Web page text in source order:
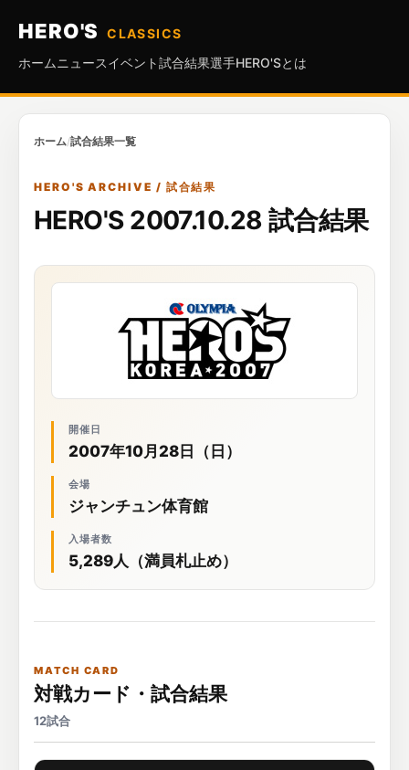
HERO'S
CLASSICS
ホーム ニュースイベント試合結果選手HERO'Sとは
ホーム/試合結果一覧
HERO'S ARCHIVE / 試合結果
HERO'S 2007.10.28 試合結果
開催日
2007年10月28日（日）
会場
ジャンチュン体育館
入場者数
5,289人（満員札止め）
MATCH CARD
対戦カード・試合結果
12試合